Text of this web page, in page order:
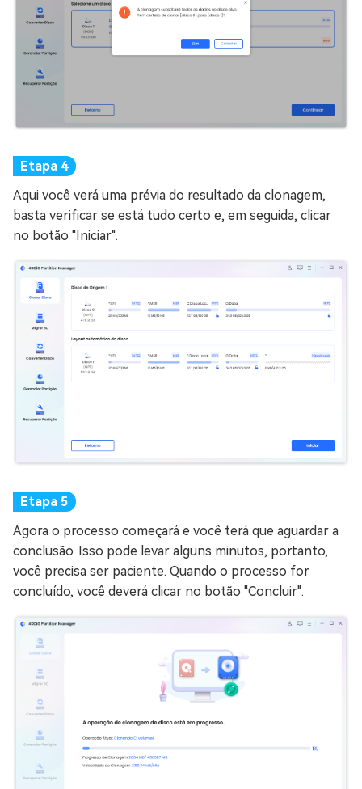
Aqui você verá uma prévia do resultado da clonagem,
basta verificar se está tudo certo e, em seguida, clicar
no botão "Iniciar".
Agora o processo começará e você terá que aguardar a
conclusão. Isso pode levar alguns minutos, portanto,
você precisa ser paciente. Quando o processo for
concluído, você deverá clicar no botão "Concluir".